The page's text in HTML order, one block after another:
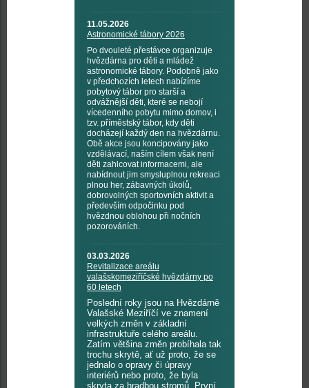
11.05.2026
Astronomické tábory 2026
Po dvouleté přestávce organizuje
hvězdárna pro děti a mládež
astronomické tábory. Podobně jako
v předchozích letech nabízíme
pobytový tábor pro starší a
odvážnější děti, které se nebojí
vícedenního pobytu mimo domov, i
tzv. příměstský tábor, kdy děti
docházejí každý den na hvězdárnu.
Obě akce jsou koncipovány jako
vzdělávací, naším cílem však není
děti zahlcovat informacemi, ale
nabídnout jim smysluplnou rekreaci
plnou her, zábavných úkolů,
dobrovolných sportovních aktivit a
především odpočinku pod
hvězdnou oblohou při nočních
pozorováních.
03.03.2026
Revitalizace areálu
valašskomeziříčské hvězdárny po
60 letech
Poslední roky jsou na Hvězdárně
Valašské Meziříčí ve znamení
velkých změn v základní
infrastruktuře celého areálu.
Zatím většina změn probíhala tak
trochu skrytě, ať už proto, že se
jednalo o opravy či úpravy
interiérů nebo proto, že byla
skryta za hradbou stromů. První